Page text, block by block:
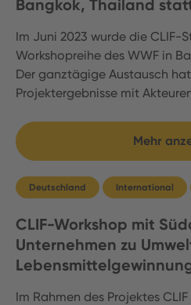
Bangkok, Thailand
Im Juni 2023 wurde die CLIF-
Workshopreihe des WWF in
Der ganztägige Austausch
Projektergebnisse mit
Mehr
Deutschland International
CLIF-Workshop mit
Unternehmen zu
Im Rahmen des Projektes